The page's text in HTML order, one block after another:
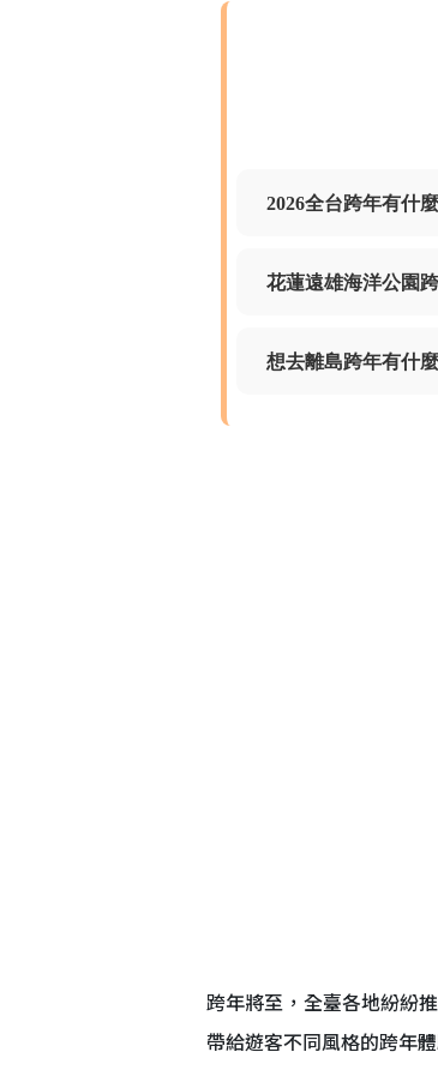
2026全台跨年有什
花蓮遠雄海洋公園
想去離島跨年有什
跨年將至，全臺各地紛紛
帶給遊客不同風格的跨年